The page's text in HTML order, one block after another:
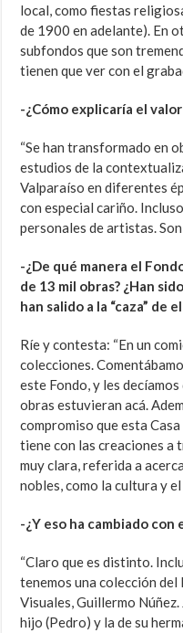
local, como fiestas
de 1900 en adelante). En
subfondos que son
tienen que ver con el
-¿Cómo explicaría el
“Se han transformado en
estudios de la
Valparaíso en diferentes
con especial cariño.
personales de artistas.
-¿De qué manera el
de 13 mil obras? ¿Han
han salido a la “caza” de
Ríe y contesta: “En un
colecciones.
este Fondo, y les
obras estuvieran acá.
compromiso que esta
tiene con las creaciones a
muy clara, referida a
nobles, como la cultura y el
-¿Y eso ha cambiado con
“Claro que es distinto.
tenemos una colección
Visuales, Guillermo
hijo (Pedro) y la de su